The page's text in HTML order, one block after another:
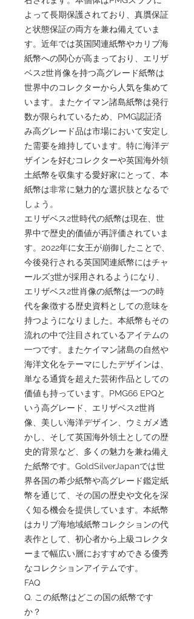
よって長期保護されており、真贋保証
と状態保証の両方を兼ね備えていま
す。近年では英国関連紙幣やカリブ海
紙幣への関心が高まっており、エリザ
ベス2世肖像を持つ高グレード紙幣は
世界中のコレクターから人気を集めて
います。またケイマン諸島紙幣は発行
数が限られているため、PMG認証済
み高グレード品は市場において安定し
た需要を維持しています。特に海洋デ
ザインを好むコレクターや英国海外領
土紙幣を収集する愛好家にとって、本
紙幣は非常に魅力的な選択肢となるで
しょう。
エリザベス2世時代の紙幣は現在、世
界中で歴史的価値が再評価されていま
す。2022年に女王が崩御したことで、
今後発行される英国関連紙幣にはチャ
ールズ3世が採用されるようになり、
エリザベス2世肖像の紙幣は一つの時
代を象徴する歴史資料としての意味を
持つようになりました。本紙幣もその
流れの中で注目されているアイテムの
一つです。またケイマン諸島の自然や
海洋文化をテーマにしたデザインは、
単なる通貨を超えた芸術作品としての
価値も持っています。PMG66 EPQと
いう高グレード、エリザベス2世肖
像、美しい海洋デザイン、ウミガメ透
かし、そして英国海外領土としての歴
史的背景など、多くの魅力を兼ね備え
た紙幣です。GoldSilverJapanでは世
界各国の希少紙幣や高グレード鑑定紙
幣を通じて、その国の歴史や文化を深
く知る機会を提供しています。本紙幣
はカリブ海地域紙幣コレクションの代
表作として、初心者から上級コレクタ
ーまで幅広い層におすすめできる優秀
なコレクションアイテムです。
FAQ
Q. この紙幣はどこの国の紙幣です
か？